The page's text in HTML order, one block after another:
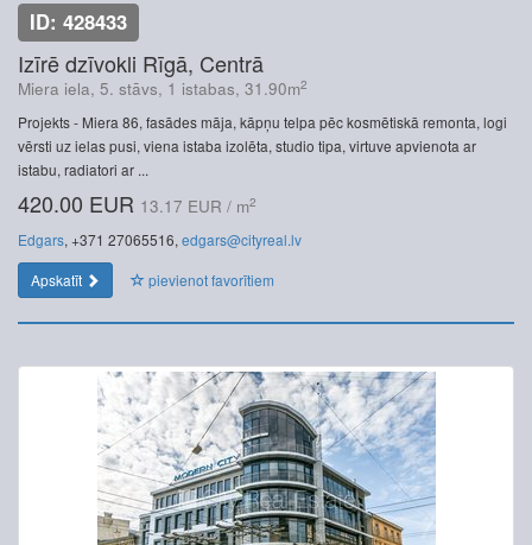
ID: 428433
Izīrē dzīvokli Rīgā, Centrā
Miera iela, 5. stāvs, 1 istabas, 31.90m2
Projekts - Miera 86, fasādes māja, kāpņu telpa pēc kosmētiskā remonta, logi
vērsti uz ielas pusi, viena istaba izolēta, studio tipa, virtuve apvienota ar
istabu, radiatori ar ...
420.00 EUR 13.17 EUR / m2
Edgars, +371 27065516, edgars@cityreal.lv
Apskatīt
pievienot favorītiem